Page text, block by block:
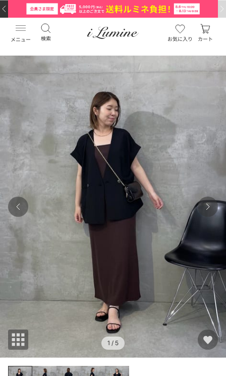
メニュー 検索 お気に入り カート
1 / 5